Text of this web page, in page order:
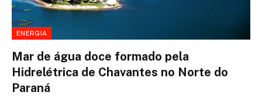
ENERGIA
Mar de água doce formado pela
Hidrelétrica de Chavantes no Norte do
Paraná